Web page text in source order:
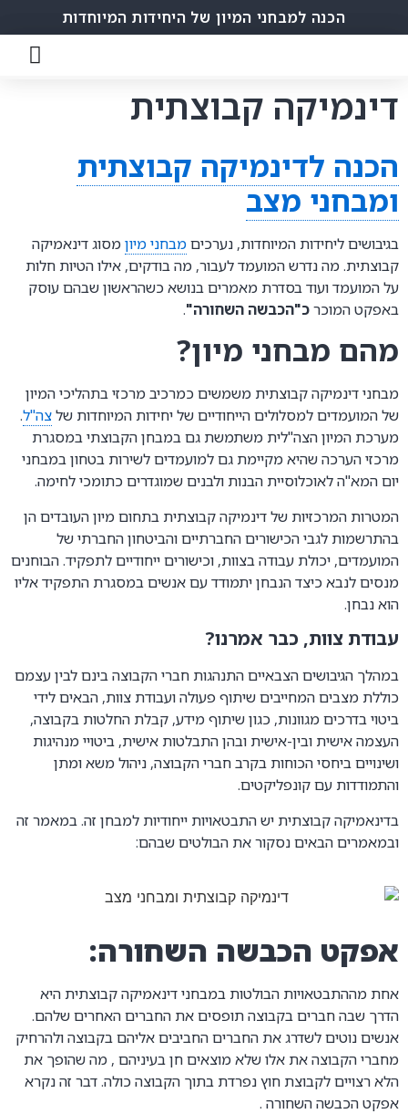
הכנה למבחני המיון של היחידות המיוחדות
דינמיקה קבוצתית
הכנה לדינמיקה קבוצתית
ומבחני מצב
בגיבושים ליחידות המיוחדות, נערכיםמבחני מיוןמסוג דינאמיקה
קבוצתית. מה נדרש המועמד לעבור, מה בודקים, אילו הטיות חלות
על המועמד ועוד בסדרת מאמרים בנושא כשהראשון שבהם עוסק
באפקט המוכרכ"הכבשה השחורה".
מהם מבחני מיון?
מבחני דינמיקה קבוצתית משמשים כמרכיב מרכזי בתהליכי המיון
של המועמדים למסלולים הייחודיים של יחידות המיוחדות שלצה"ל.
מערכת המיון הצה"לית משתמשת גם במבחן הקבוצתי במסגרת
מרכזי הערכה שהיא מקיימת גם למועמדים לשירות בטחון במבחני
יום המא"ה לאוכלוסיית הבנות ולבנים שמוגדרים כתומכי לחימה.
המטרות המרכזיות של דינמיקה קבוצתית בתחום מיון העובדים הן
בהתרשמות לגבי הכישורים החברתיים והביטחון החברתי של
המועמדים, יכולת עבודה בצוות, וכישורים ייחודיים לתפקיד. הבוחנים
מנסים לנבא כיצד הנבחן יתמודד עם אנשים במסגרת התפקיד אליו
הוא נבחן.
עבודת צוות, כבר אמרנו?
במהלך הגיבושים הצבאיים התנהגות חברי הקבוצה בינם לבין עצמם
כוללת מצבים המחייבים שיתוף פעולה ועבודת צוות, הבאים לידי
ביטוי בדרכים מגוונות, כגון שיתוף מידע, קבלת החלטות בקבוצה,
העצמה אישית ובין-אישית ובהן התבלטות אישית, ביטויי מנהיגות
ושינויים ביחסי הכוחות בקרב חברי הקבוצה, ניהול משא ומתן
והתמודדות עם קונפליקטים.
בדינאמיקה קבוצתית יש התבטאויות ייחודיות למבחן זה. במאמר זה
ובמאמרים הבאים נסקור את הבולטים שבהם:
אפקט הכבשה השחורה:
אחת מההתבטאויות הבולטות במבחני דינאמיקה קבוצתית היא
הדרך שבה חברים בקבוצה תופסים את החברים האחרים שלהם.
אנשים נוטים לשדרג את החברים החביבים אליהם בקבוצה ולהרחיק
מחברי הקבוצה את אלו שלא מוצאים חן בעיניהם , מה שהופך את
הלא רצויים לקבוצת חוץ נפרדת בתוך הקבוצה כולה. דבר זה נקרא
אפקט הכבשה השחורה .